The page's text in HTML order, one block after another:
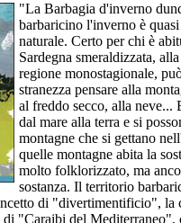
"La Barbagia d'inverno
barbaricino l'inverno è
naturale. Certo per chi è
Sardegna smeraldizzata,
regione monostagionale,
stranezza pensare alla
al freddo secco, alla neve...
dal mare alla terra e si
montagne che si gettano
quelle montagne abita la
molto folklorizzato, ma
sostanza. Il territorio
di "divertimentificio", la
"Caraibi del Mediterraneo",